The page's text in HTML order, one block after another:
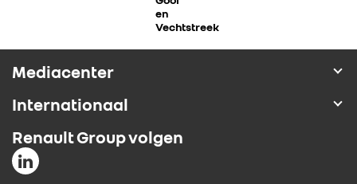
IN DE MEDIA
CONTACT
en
Vechtstreek
Mediacenter
Internationaal
Renault Group volgen